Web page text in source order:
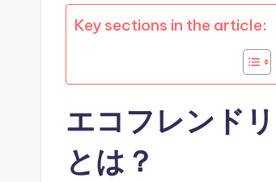
Key sections in the article:
エコフレンド
とは？